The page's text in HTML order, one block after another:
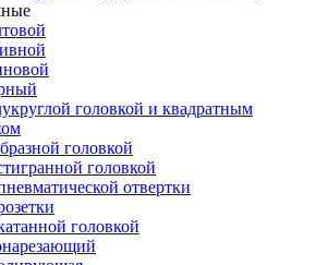
головкой и квадратным
головкой
головкой
отвертки
головкой